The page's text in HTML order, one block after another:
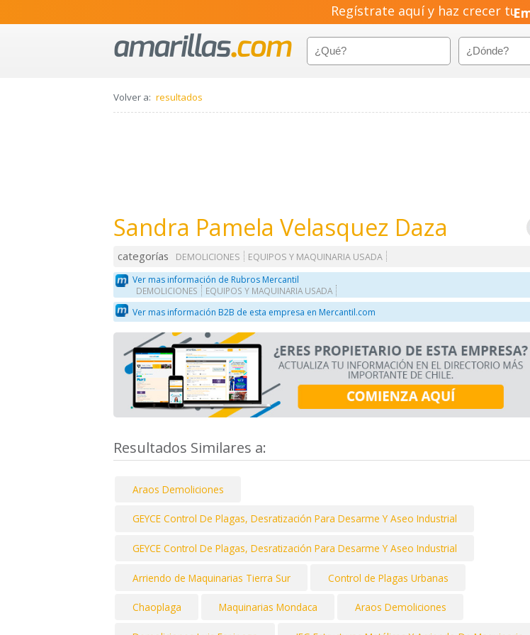
Regístrate aquí y haz crecer tu
Volver a: resultados
Sandra Pamela Velasquez Daza
categorías DEMOLICIONES
EQUIPOS Y MAQUINARIA USADA
Ver mas información de Rubros Mercantil
DEMOLICIONES EQUIPOS Y MAQUINARIA USADA
Ver mas información B2B de esta empresa en Mercantil.com
Resultados Similares a:
Araos Demoliciones
GEYCE Control De Plagas, Desratización Para Desarme Y Aseo Industrial
GEYCE Control De Plagas, Desratización Para Desarme Y Aseo Industrial
Arriendo de Maquinarias Tierra Sur Control de Plagas Urbanas
Chaoplaga Maquinarias Mondaca Araos Demoliciones